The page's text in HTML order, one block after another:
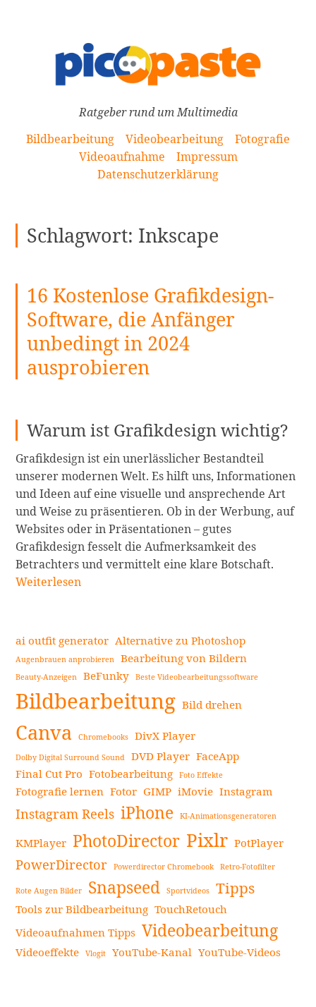
Ratgeber rund um Multimedia
Bildbearbeitung
Videobearbeitung
Fotografie
Videoaufnahme
Impressum
Datenschutzerklärung
Schlagwort: Inkscape
16 Kostenlose Grafikdesign-
Software, die Anfänger
unbedingt in 2024
ausprobieren
Warum ist Grafikdesign wichtig?
Grafikdesign ist ein unerlässlicher Bestandteil
unserer modernen Welt. Es hilft uns, Informationen
und Ideen auf eine visuelle und ansprechende Art
und Weise zu präsentieren. Ob in der Werbung, auf
Websites oder in Präsentationen – gutes
Grafikdesign fesselt die Aufmerksamkeit des
Betrachters und vermittelt eine klare Botschaft.
Weiterlesen
Seitenleiste
ai outfit generator Alternative zu Photoshop
Augenbrauen anprobieren Bearbeitung von Bildern
Beauty-Anzeigen BeFunky Beste Videobearbeitungssoftware
Bildbearbeitung Bild drehen
Canva Chromebooks DivX Player
Dolby Digital Surround Sound DVD Player FaceApp
Final Cut Pro Fotobearbeitung Foto Effekte
Fotografie lernen Fotor GIMP iMovie Instagram
Instagram Reels iPhone KI-Animationsgeneratoren
KMPlayer PhotoDirector Pixlr PotPlayer
PowerDirector Powerdirector Chromebook Retro-Fotofilter
Rote Augen Bilder Snapseed Sportvideos Tipps
Tools zur Bildbearbeitung TouchRetouch
Videoaufnahmen Tipps Videobearbeitung
Videoeffekte Vlogit YouTube-Kanal YouTube-Videos